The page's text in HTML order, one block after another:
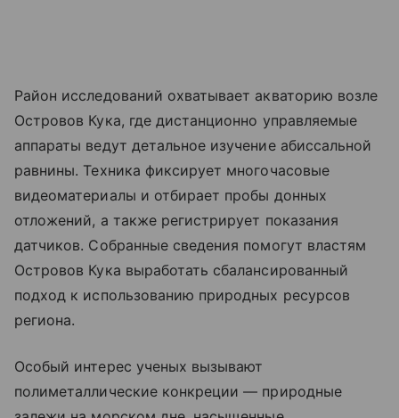
Район исследований охватывает акваторию возле
Островов Кука, где дистанционно управляемые
аппараты ведут детальное изучение абиссальной
равнины. Техника фиксирует многочасовые
видеоматериалы и отбирает пробы донных
отложений, а также регистрирует показания
датчиков. Собранные сведения помогут властям
Островов Кука выработать сбалансированный
подход к использованию природных ресурсов
региона.
Особый интерес ученых вызывают
полиметаллические конкреции — природные